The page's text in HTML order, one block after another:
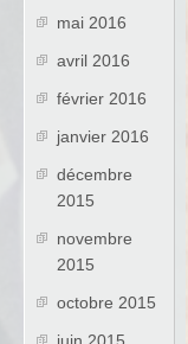
mai 2016
avril 2016
février 2016
janvier 2016
décembre
2015
novembre
2015
octobre 2015